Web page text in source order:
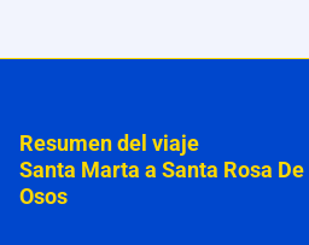
Resumen del viaje
Santa Marta a Santa Rosa De
Osos